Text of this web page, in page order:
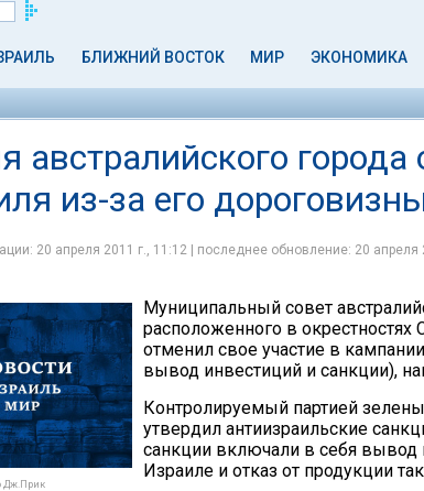
БЛИЖНИЙ ВОСТОК МИР ЭКОНОМИКА
австралийского города
из-за его
20 апреля 2011 г., 11:12 | последнее обновление: 20 апреля
Дж.Прик
Муниципальный совет
расположенного в
отменил свое участие в
вывод инвестиций и санкции),
Контролируемый партией
утвердил антиизраильские
санкции включали в себя вывод
Израиле и отказ от продукции